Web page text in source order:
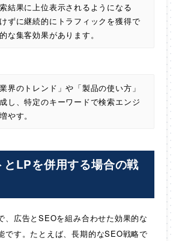
結果に上位表示されるようになる
ずに継続的にトラフィックを獲得で
な集客効果があります。
界のトレンド」や「製品の使い方」
し、特定のキーワードで検索エンジ
やす。
LPを併用する場合の戦
、広告とSEOを組み合わせた効果的な
です。たとえば、長期的なSEO戦略で